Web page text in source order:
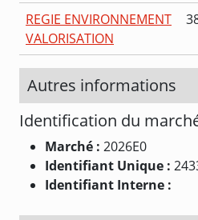
REGIE ENVIRONNEMENT
VALORISATION
Autres informations
Identification du
Marché : 2026E0
Identifiant Unique :
Identifiant Interne :